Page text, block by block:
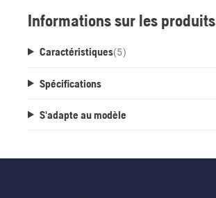
Informations sur les produits
Caractéristiques(5)
Spécifications
S'adapte au modèle